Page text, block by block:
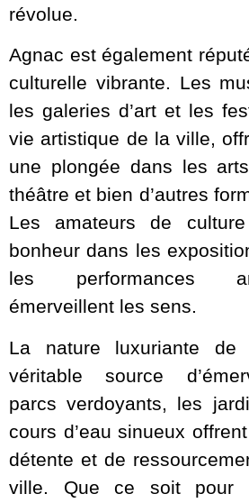
révolue.
Agnac est également
culturelle vibrante. Les
les galeries d’art et les
vie artistique de la ville,
une plongée dans les
théâtre et bien d’autres
Les amateurs de
bonheur dans les
les performances
émerveillent les sens.
La nature luxuriante de
véritable source
parcs verdoyants, les
cours d’eau sinueux
détente et de
ville. Que ce soit pour